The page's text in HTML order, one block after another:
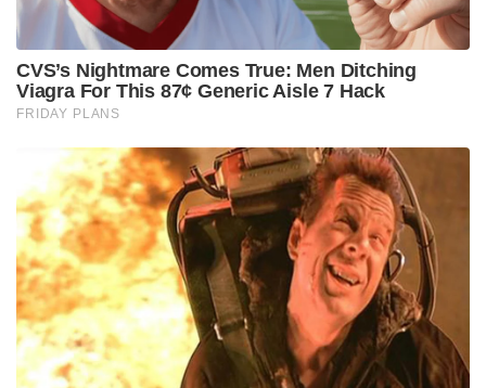
ഇരുരാജ്യങ്ങളും നിയമവാഴ്ചയിൽ വിശ്വസിക്കുന്ന
ഊർജ്ജസ്വലമായ ജനാധിപത്യ രാജ്യങ്ങളാണെന്ന്
പിയൂഷ് ഗോയൽ ചൂണ്ടിക്കാട്ടി.
Tags: Narendra Modi
CANADA VISIT